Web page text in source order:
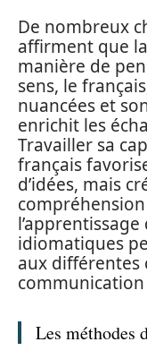
De nombreux
affirment que
manière de
sens, le
nuancées et
enrichit les
Travailler sa
français
d’idées, mais
idiomatiques
aux différentes
Les méthodes